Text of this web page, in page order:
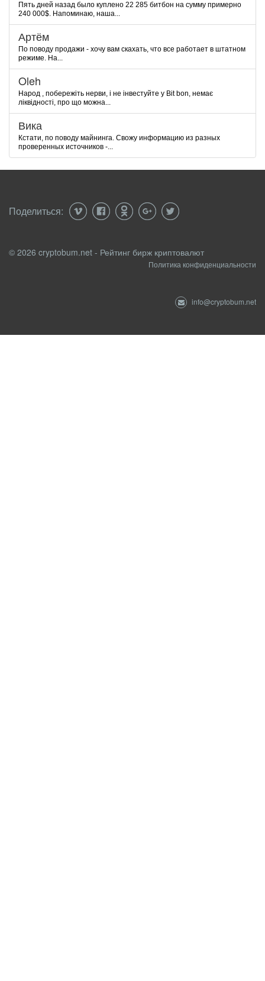
Пять дней назад было куплено 22 285 битбон на сумму примерно
240 000$. Напоминаю, наша...
Артём
По поводу продажи - хочу вам скахать, что все работает в штатном
режиме. На...
Oleh
Народ , побережіть нерви, і не інвестуйте у Bit bon, немає
ліквідності, про що можна...
Вика
Кстати, по поводу майнинга. Свожу информацию из разных
проверенных источников -...
Поделиться:
© 2026 cryptobum.net - Рейтинг бирж криптовалют
Политика конфиденциальности
info@cryptobum.net